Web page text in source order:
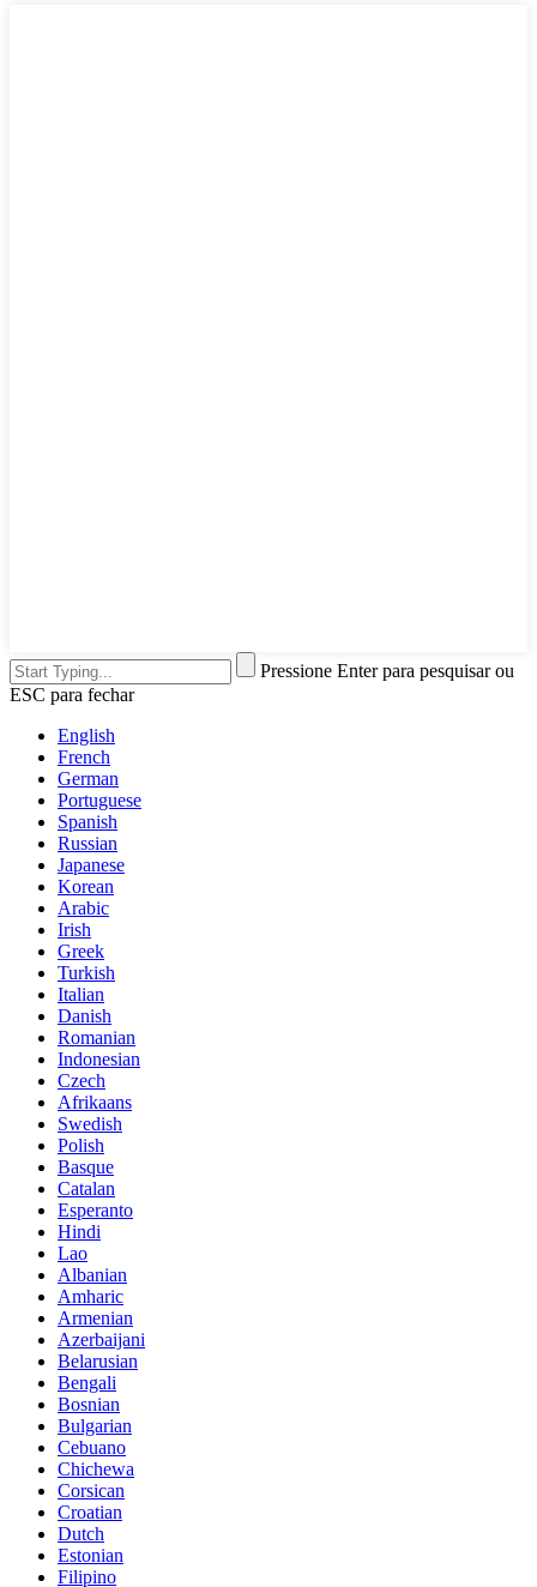
Pressione Enter para pesquisar ou
ESC para fechar
English
French
German
Portuguese
Spanish
Russian
Japanese
Korean
Arabic
Irish
Greek
Turkish
Italian
Danish
Romanian
Indonesian
Czech
Afrikaans
Swedish
Polish
Basque
Catalan
Esperanto
Hindi
Lao
Albanian
Amharic
Armenian
Azerbaijani
Belarusian
Bengali
Bosnian
Bulgarian
Cebuano
Chichewa
Corsican
Croatian
Dutch
Estonian
Filipino